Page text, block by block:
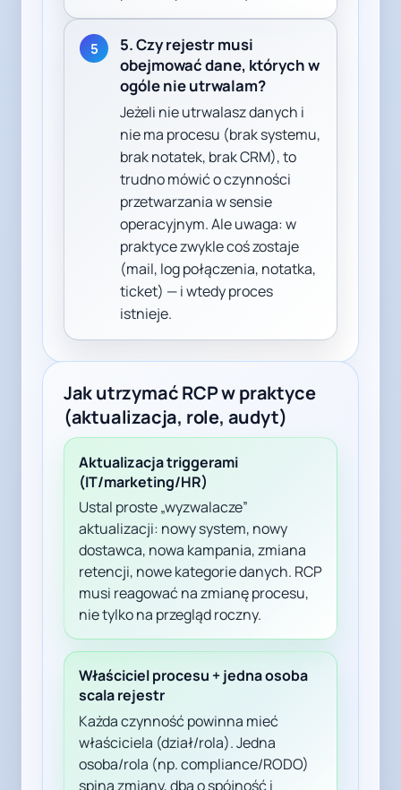
5
5. Czy rejestr musi
obejmować dane, których w
ogóle nie utrwalam?
Jeżeli nie utrwalasz danych i
nie ma procesu (brak systemu,
brak notatek, brak CRM), to
trudno mówić o czynności
przetwarzania w sensie
operacyjnym. Ale uwaga: w
praktyce zwykle coś zostaje
(mail, log połączenia, notatka,
ticket) — i wtedy proces
istnieje.
Jak utrzymać RCP w praktyce
(aktualizacja, role, audyt)
Aktualizacja triggerami
(IT/marketing/HR)
Ustal proste „wyzwalacze”
aktualizacji: nowy system, nowy
dostawca, nowa kampania, zmiana
retencji, nowe kategorie danych. RCP
musi reagować na zmianę procesu,
nie tylko na przegląd roczny.
Właściciel procesu + jedna osoba
scala rejestr
Każda czynność powinna mieć
właściciela (dział/rola). Jedna
osoba/rola (np. compliance/RODO)
spina zmiany, dba o spójność i